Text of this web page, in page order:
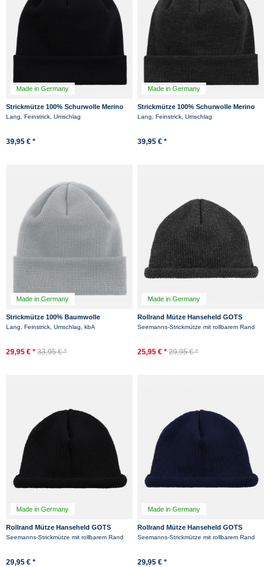
Made in Germany
Strickmütze 100% Schurwolle Merino
Hanseheld Feinstrickmütze - Schwarz
Lang, Feinstrick, Umschlag
39,95 € *
Made in Germany
Strickmütze 100% Schurwolle Merino
Hanseheld Feinstrickmütze - Anthrazit
Lang, Feinstrick, Umschlag
39,95 € *
Made in Germany
Strickmütze 100% Baumwolle
Hanseheld - Grau
Lang, Feinstrick, Umschlag, kbA
29,95 € * 33,95 € *
Made in Germany
Rollrand Mütze Hanseheld GOTS
Schurwolle Strickmütze kurz -
Seemanns-Strickmütze mit rollbarem Rand
25,95 € * 29,95 € *
Made in Germany
Rollrand Mütze Hanseheld GOTS
Schurwolle Strickmütze kurz - Schwarz
Seemanns-Strickmütze mit rollbarem Rand
29,95 € *
Made in Germany
Rollrand Mütze Hanseheld GOTS
Schurwolle Strickmütze kurz - Marine
Seemanns-Strickmütze mit rollbarem Rand
29,95 € *